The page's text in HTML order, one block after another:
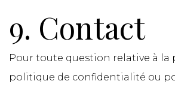
9. Contact
Pour toute question relative à la
politique de confidentialité ou